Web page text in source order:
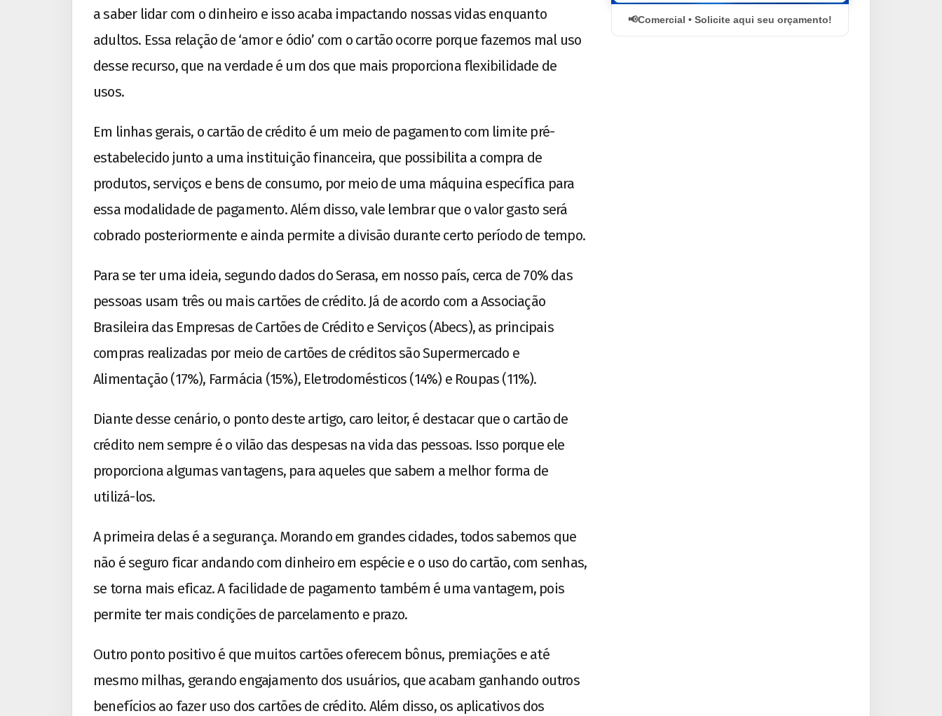
a saber lidar com o dinheiro e isso acaba impactando nossas vidas enquanto
adultos. Essa relação de ‘amor e ódio’ com o cartão ocorre porque fazemos mal uso
desse recurso, que na verdade é um dos que mais proporciona flexibilidade de
usos.
Em linhas gerais, o cartão de crédito é um meio de pagamento com limite pré-
estabelecido junto a uma instituição financeira, que possibilita a compra de
produtos, serviços e bens de consumo, por meio de uma máquina específica para
essa modalidade de pagamento. Além disso, vale lembrar que o valor gasto será
cobrado posteriormente e ainda permite a divisão durante certo período de tempo.
Para se ter uma ideia, segundo dados do Serasa, em nosso país, cerca de 70% das
pessoas usam três ou mais cartões de crédito. Já de acordo com a Associação
Brasileira das Empresas de Cartões de Crédito e Serviços (Abecs), as principais
compras realizadas por meio de cartões de créditos são Supermercado e
Alimentação (17%), Farmácia (15%), Eletrodomésticos (14%) e Roupas (11%).
Diante desse cenário, o ponto deste artigo, caro leitor, é destacar que o cartão de
crédito nem sempre é o vilão das despesas na vida das pessoas. Isso porque ele
proporciona algumas vantagens, para aqueles que sabem a melhor forma de
utilizá-los.
A primeira delas é a segurança. Morando em grandes cidades, todos sabemos que
não é seguro ficar andando com dinheiro em espécie e o uso do cartão, com senhas,
se torna mais eficaz. A facilidade de pagamento também é uma vantagem, pois
permite ter mais condições de parcelamento e prazo.
Outro ponto positivo é que muitos cartões oferecem bônus, premiações e até
mesmo milhas, gerando engajamento dos usuários, que acabam ganhando outros
benefícios ao fazer uso dos cartões de crédito. Além disso, os aplicativos dos
Comercial • Solicite aqui seu orçamento!